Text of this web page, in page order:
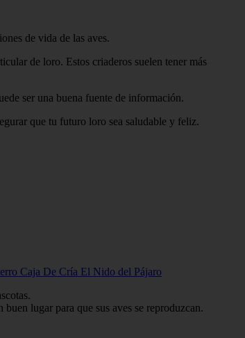
de vida de las aves.
de loro. Estos criaderos suelen tener más
ser una buena fuente de información.
que tu futuro loro sea saludable y feliz.
Caja De Cría El Nido del Pájaro
lugar para que sus aves se reproduzcan.